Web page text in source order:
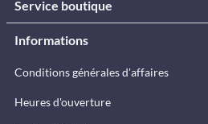
Service boutique
Informations
Conditions générales d'affaires
Heures d'ouverture